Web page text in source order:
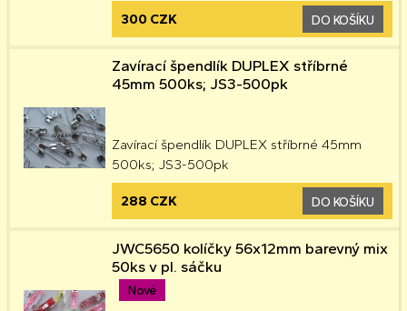
300 CZK DO KOŠÍKU
Zavírací špendlík DUPLEX stříbrné
45mm 500ks; JS3-500pk
Zavírací špendlík DUPLEX stříbrné 45mm
500ks; JS3-500pk
288 CZK DO KOŠÍKU
Nové
JWC5650 kolíčky 56x12mm barevný mix
50ks v pl. sáčku